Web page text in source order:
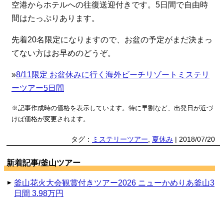
空港からホテルへの往復送迎付きです。5日間で自由時
間はたっぷりあります。
先着20名限定になりますので、お盆の予定がまだ決まっ
てない方はお早めのどうぞ。
»8/11限定 お盆休みに行く海外ビーチリゾートミステリ
ーツアー5日間
※記事作成時の価格を表示しています。特に早割など、出発日が近づ
けば価格が変更されます。
タグ： ミステリーツアー 夏休み | 2018/07/20
新着記事/釜山ツアー
釜山花火大会観賞付きツアー2026 ニューかめりあ釜山3
日間 3.98万円